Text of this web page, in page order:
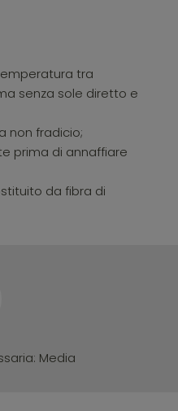
tra
senza sole diretto e
non fradicio;
prima di annaffiare
da fibra di
Media